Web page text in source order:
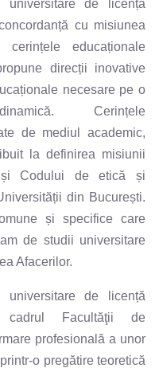
universitare de licență
cu misiunea
educaționale
direcții inovative
necesare pe o
Cerințele
de mediul academic,
la definirea misiunii
Codului de etică și
din București.
și specifice care
de studii universitare
Afacerilor.
universitare de licență
cadrul Facultăţii de
profesională a unor
o pregătire teoretică